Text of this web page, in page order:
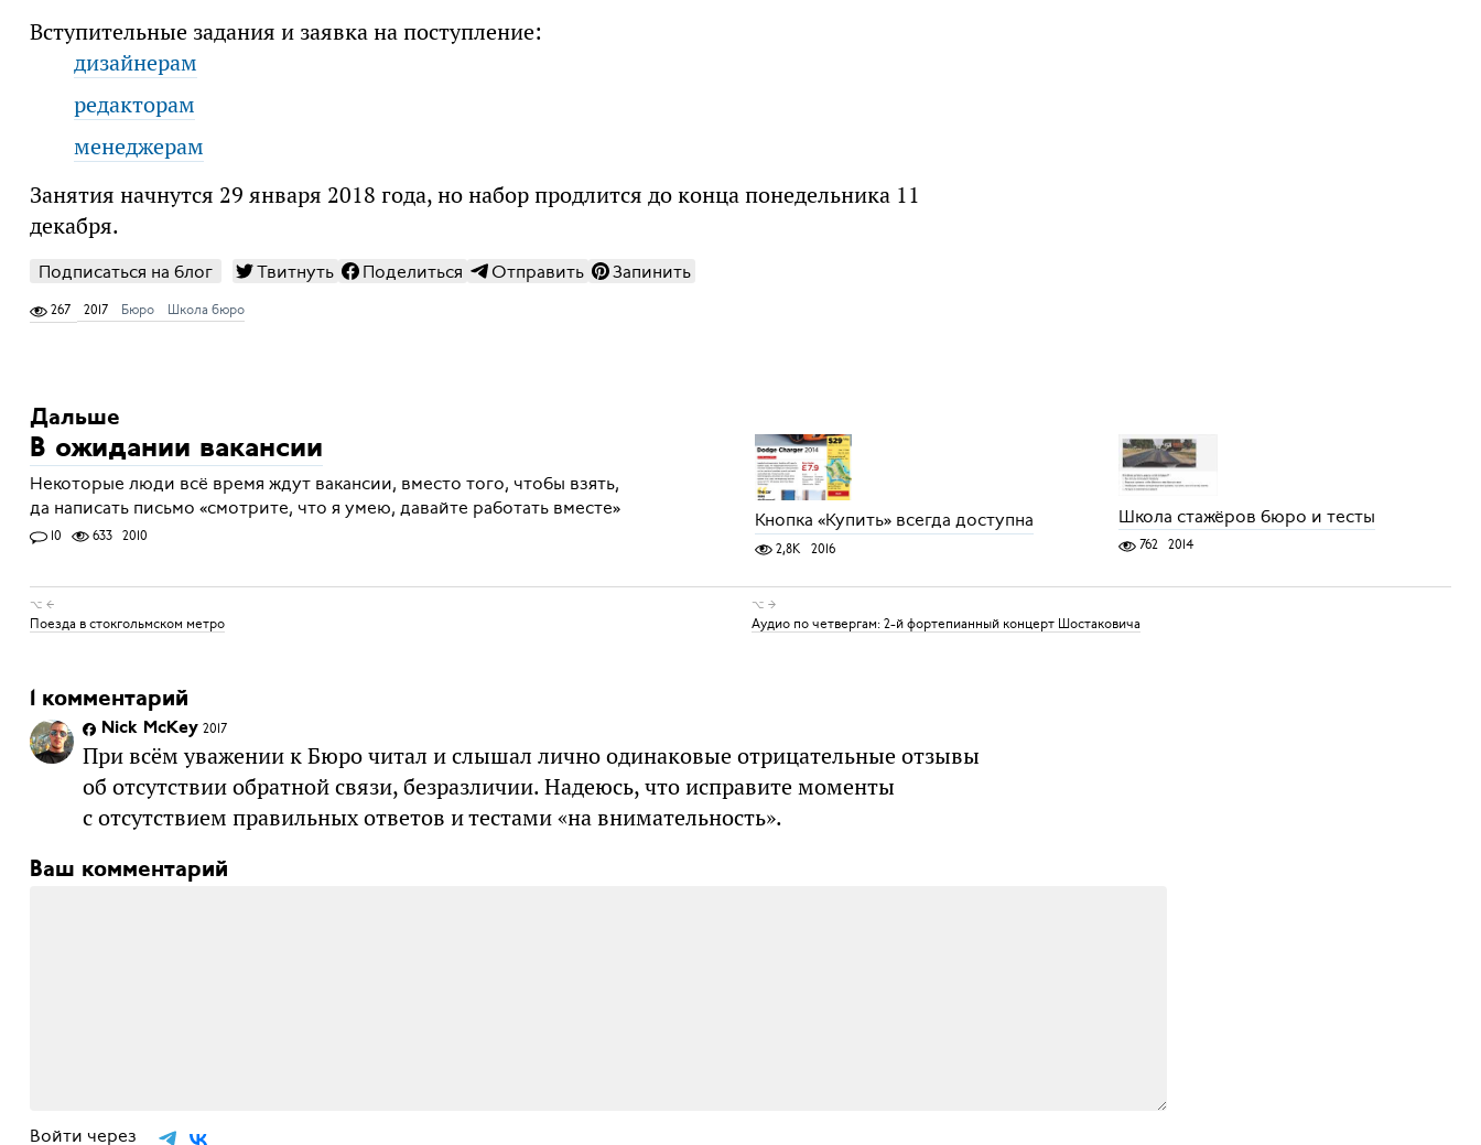
Вступительные задания и заявка на поступление:
дизайнерам
редакторам
менеджерам
Занятия начнутся 29 января 2018 года, но набор продлится до конца понедельника 11
декабря.
Подписаться на блог Твитнуть Поделиться Отправить Запинить
267 2017 Бюро Школа бюро
Дальше
В ожидании вакансии
Некоторые люди всё время ждут вакансии, вместо того, чтобы взять,
да написать письмо «смотрите, что я умею, давайте работать вместе»
10 633 2010
Кнопка «Купить» всегда доступна
2,8K 2016
Школа стажёров бюро и тесты
762 2014
⌥ ←
Поезда в стокгольмском метро
⌥ →
Аудио по четвергам: 2-й фортепианный концерт Шостаковича
1 комментарий
Nick McKey 2017
При всём уважении к Бюро читал и слышал лично одинаковые отрицательные отзывы
об отсутствии обратной связи, безразличии. Надеюсь, что исправите моменты
с отсутствием правильных ответов и тестами «на внимательность».
Ваш комментарий
Войти через